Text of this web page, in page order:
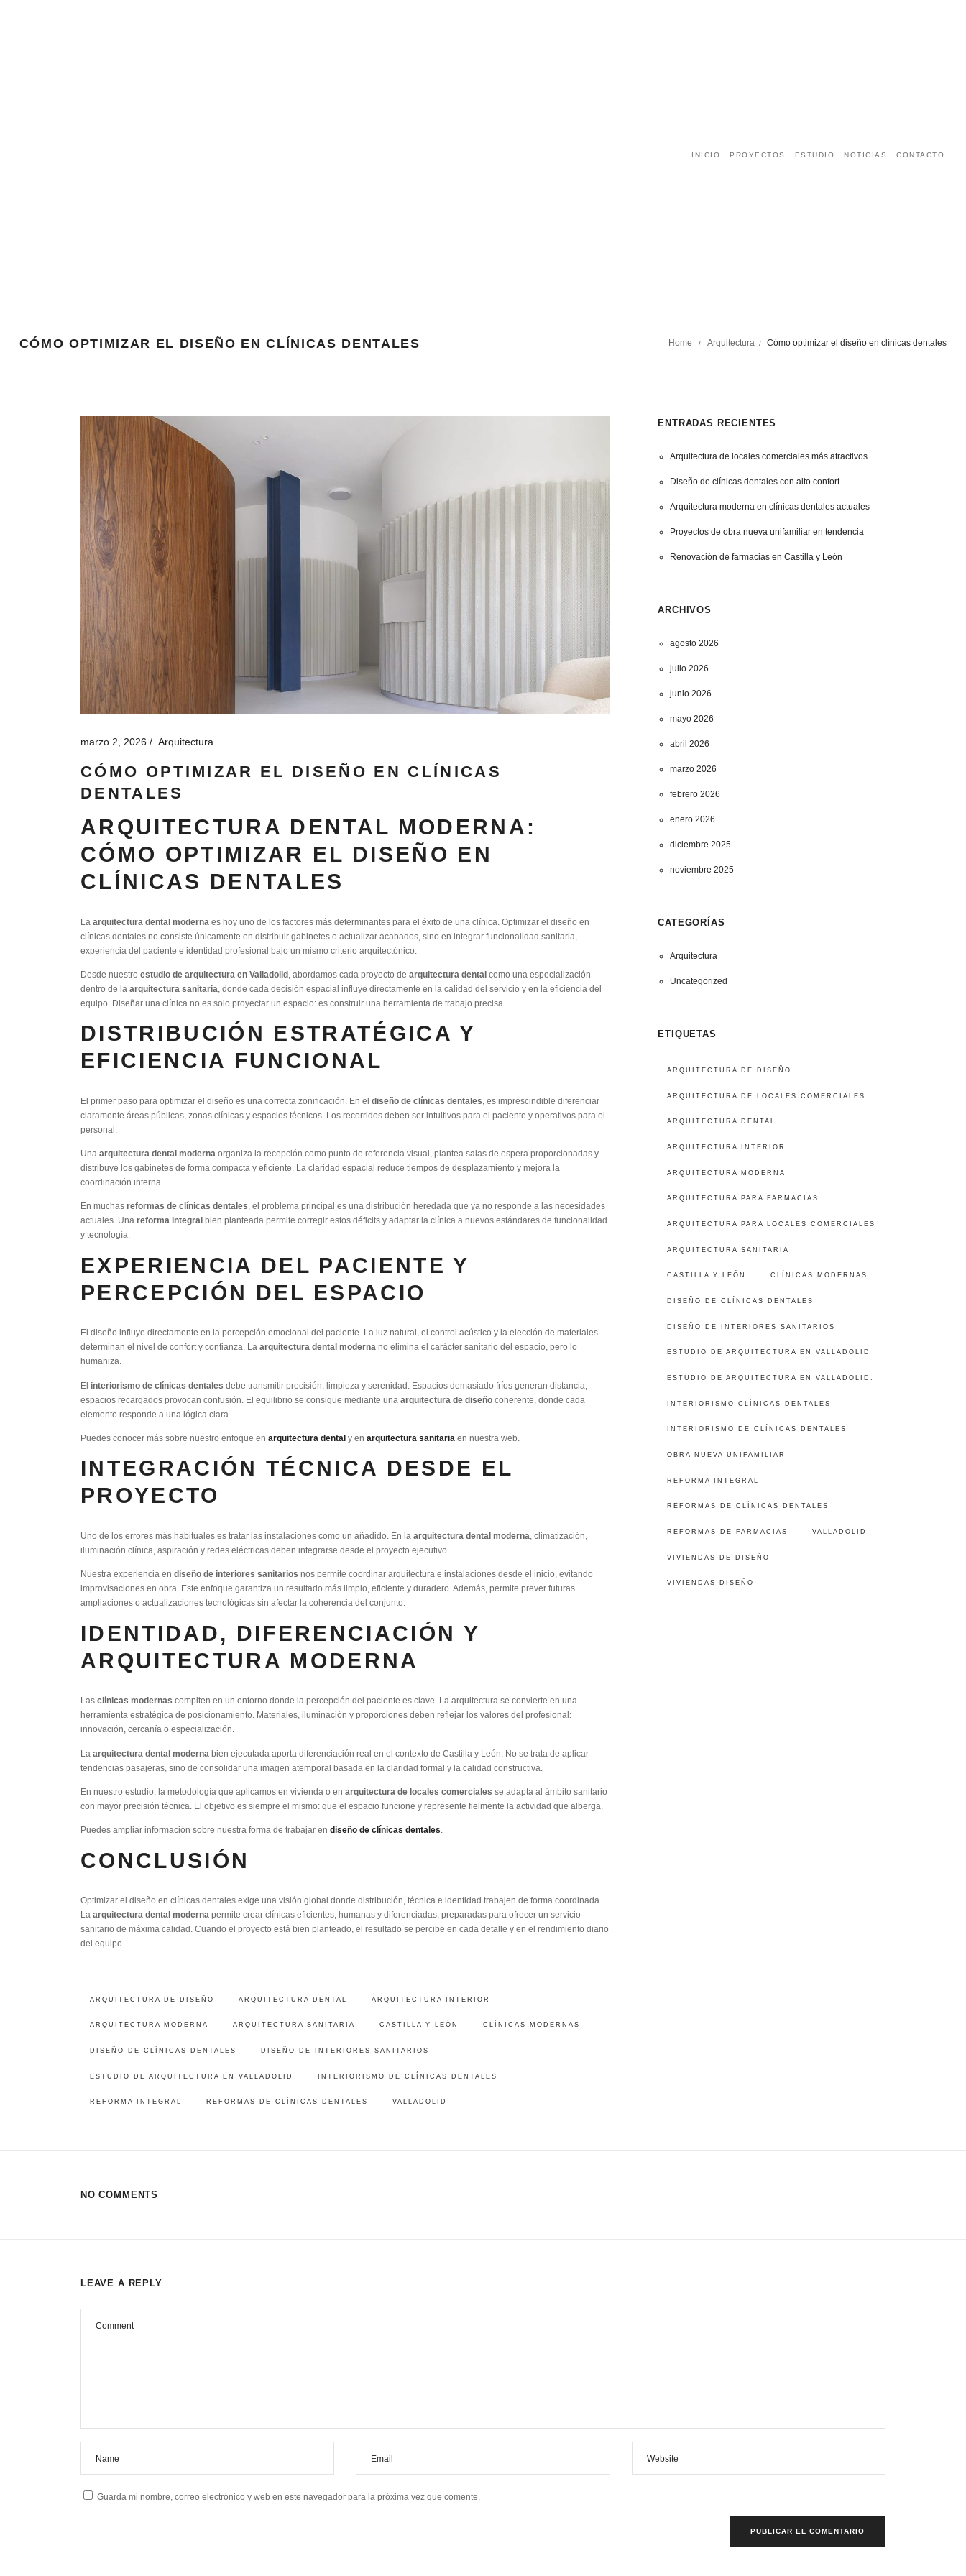
INICIO PROYECTOS ESTUDIO NOTICIAS CONTACTO
CÓMO OPTIMIZAR EL DISEÑO EN CLÍNICAS DENTALES Home / Arquitectura / Cómo optimizar el diseño en clínicas dentales
marzo 2, 2026 Arquitectura
CÓMO OPTIMIZAR EL DISEÑO EN CLÍNICAS
DENTALES
ARQUITECTURA DENTAL MODERNA:
CÓMO OPTIMIZAR EL DISEÑO EN
CLÍNICAS DENTALES
La arquitectura dental moderna es hoy uno de los factores más determinantes para el éxito de una clínica. Optimizar el diseño en
clínicas dentales no consiste únicamente en distribuir gabinetes o actualizar acabados, sino en integrar funcionalidad sanitaria,
experiencia del paciente e identidad profesional bajo un mismo criterio arquitectónico.
Desde nuestro estudio de arquitectura en Valladolid , abordamos cada proyecto de arquitectura dental como una especialización
dentro de la arquitectura sanitaria , donde cada decisión espacial influye directamente en la calidad del servicio y en la eficiencia del
equipo. Diseñar una clínica no es solo proyectar un espacio: es construir una herramienta de trabajo precisa.
DISTRIBUCIÓN ESTRATÉGICA Y
EFICIENCIA FUNCIONAL
El primer paso para optimizar el diseño es una correcta zonificación. En el diseño de clínicas dentales , es imprescindible diferenciar
claramente áreas públicas, zonas clínicas y espacios técnicos. Los recorridos deben ser intuitivos para el paciente y operativos para el
personal.
Una arquitectura dental moderna organiza la recepción como punto de referencia visual, plantea salas de espera proporcionadas y
distribuye los gabinetes de forma compacta y eficiente. La claridad espacial reduce tiempos de desplazamiento y mejora la
coordinación interna.
En muchas reformas de clínicas dentales , el problema principal es una distribución heredada que ya no responde a las necesidades
actuales. Una reforma integral
bien planteada permite corregir estos déficits y adaptar la clínica a nuevos estándares de funcionalidad
y tecnología.
EXPERIENCIA DEL PACIENTE Y
PERCEPCIÓN DEL ESPACIO
El diseño influye directamente en la percepción emocional del paciente. La luz natural, el control acústico y la elección de materiales
determinan el nivel de confort y confianza. La arquitectura dental moderna no elimina el carácter sanitario del espacio, pero lo
humaniza.
El interiorismo de clínicas dentales debe transmitir precisión, limpieza y serenidad. Espacios demasiado fríos generan distancia;
espacios recargados provocan confusión. El equilibrio se consigue mediante una arquitectura de diseño coherente, donde cada
elemento responde a una lógica clara.
Puedes conocer más sobre nuestro enfoque en arquitectura dental y en arquitectura sanitaria en nuestra web.
INTEGRACIÓN TÉCNICA DESDE EL
PROYECTO
Uno de los errores más habituales es tratar las instalaciones como un añadido. En la arquitectura dental moderna , climatización,
iluminación clínica, aspiración y redes eléctricas deben integrarse desde el proyecto ejecutivo.
Nuestra experiencia en diseño de interiores sanitarios nos permite coordinar arquitectura e instalaciones desde el inicio, evitando
improvisaciones en obra. Este enfoque garantiza un resultado más limpio, eficiente y duradero. Además, permite prever futuras
ampliaciones o actualizaciones tecnológicas sin afectar la coherencia del conjunto.
IDENTIDAD, DIFERENCIACIÓN Y
ARQUITECTURA MODERNA
Las clínicas modernas compiten en un entorno donde la percepción del paciente es clave. La arquitectura se convierte en una
herramienta estratégica de posicionamiento. Materiales, iluminación y proporciones deben reflejar los valores del profesional:
innovación, cercanía o especialización.
La arquitectura dental moderna bien ejecutada aporta diferenciación real en el contexto de Castilla y León. No se trata de aplicar
tendencias pasajeras, sino de consolidar una imagen atemporal basada en la claridad formal y la calidad constructiva.
En nuestro estudio, la metodología que aplicamos en vivienda o en arquitectura de locales comerciales se adapta al ámbito sanitario
con mayor precisión técnica. El objetivo es siempre el mismo: que el espacio funcione y represente fielmente la actividad que alberga.
Puedes ampliar información sobre nuestra forma de trabajar en diseño de clínicas dentales
CONCLUSIÓN
Optimizar el diseño en clínicas dentales exige una visión global donde distribución, técnica e identidad trabajen de forma coordinada.
La arquitectura dental moderna permite crear clínicas eficientes, humanas y diferenciadas, preparadas para ofrecer un servicio
sanitario de máxima calidad. Cuando el proyecto está bien planteado, el resultado se percibe en cada detalle y en el rendimiento diario
del equipo.
ARQUITECTURA DE DISEÑO ARQUITECTURA DENTAL ARQUITECTURA INTERIOR
ARQUITECTURA MODERNA ARQUITECTURA SANITARIA CASTILLA Y LEÓN CLÍNICAS MODERNAS
DISEÑO DE CLÍNICAS DENTALES DISEÑO DE INTERIORES SANITARIOS
ESTUDIO DE ARQUITECTURA EN VALLADOLID INTERIORISMO DE CLÍNICAS DENTALES
REFORMA INTEGRAL REFORMAS DE CLÍNICAS DENTALES VALLADOLID
ENTRADAS RECIENTES
Arquitectura de locales comerciales más atractivos
Diseño de clínicas dentales con alto confort
Arquitectura moderna en clínicas dentales actuales
Proyectos de obra nueva unifamiliar en tendencia
Renovación de farmacias en Castilla y León
ARCHIVOS
agosto 2026
julio 2026
junio 2026
mayo 2026
abril 2026
marzo 2026
febrero 2026
enero 2026
diciembre 2025
noviembre 2025
CATEGORÍAS
Arquitectura
Uncategorized
ETIQUETAS
ARQUITECTURA DE DISEÑO
ARQUITECTURA DE LOCALES COMERCIALES
ARQUITECTURA DENTAL
ARQUITECTURA INTERIOR
ARQUITECTURA MODERNA
ARQUITECTURA PARA FARMACIAS
ARQUITECTURA PARA LOCALES COMERCIALES
ARQUITECTURA SANITARIA
CASTILLA Y LEÓN CLÍNICAS MODERNAS
DISEÑO DE CLÍNICAS DENTALES
DISEÑO DE INTERIORES SANITARIOS
ESTUDIO DE ARQUITECTURA EN VALLADOLID
ESTUDIO DE ARQUITECTURA EN VALLADOLID.
INTERIORISMO CLÍNICAS DENTALES
INTERIORISMO DE CLÍNICAS DENTALES
OBRA NUEVA UNIFAMILIAR
REFORMA INTEGRAL
REFORMAS DE CLÍNICAS DENTALES
REFORMAS DE FARMACIAS VALLADOLID
VIVIENDAS DE DISEÑO
VIVIENDAS DISEÑO
NO COMMENTS
LEAVE A REPLY
Guarda mi nombre, correo electrónico y web en este navegador para la próxima vez que comente.